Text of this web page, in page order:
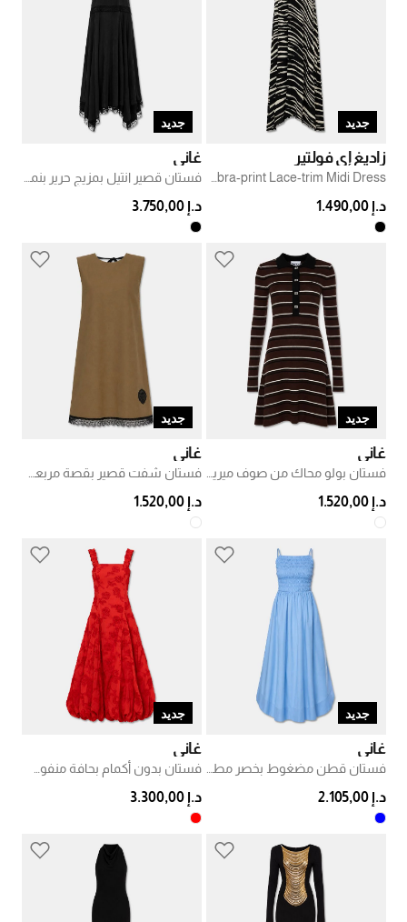
جديد
زاديغ إي فولتير
د.إ 1.490,00
جديد
غاني
د.إ 3.750,00
جديد
غاني
د.إ 1.520,00
جديد
غاني
د.إ 1.520,00
جديد
غاني
د.إ 2.105,00
جديد
غاني
د.إ 3.300,00